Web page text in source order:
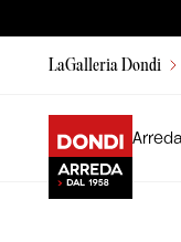
LaGalleria Dondi